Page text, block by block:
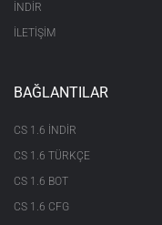
İNDİR
İLETİŞİM
BAĞLANTILAR
CS 1.6 INDIR
CS 1.6 TÜRKÇE
CS 1.6 BOT
CS 1.6 CFG